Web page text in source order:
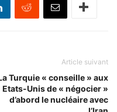
Article suivant
Turquie « conseille » aux
Etats-Unis de « négocier »
d’abord le nucléaire avec